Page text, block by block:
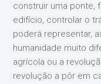
construir uma ponte,
edifício, controlar o
poderá representar,
humanidade muito
agrícola ou a
revolução a pôr em